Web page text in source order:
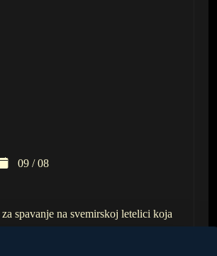
09 / 08
spavanje na svemirskoj letelici koja
ranije.